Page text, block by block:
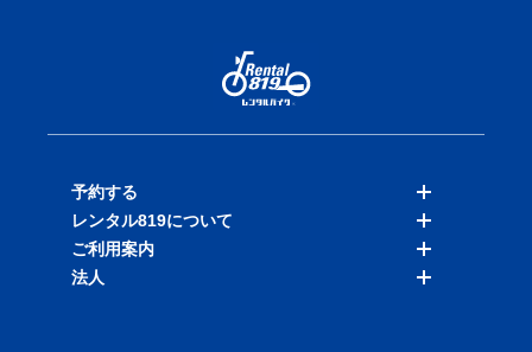
予約する
バイクを探す
店舗を探す
レンタル819について
料金表
ご利用案内
法人